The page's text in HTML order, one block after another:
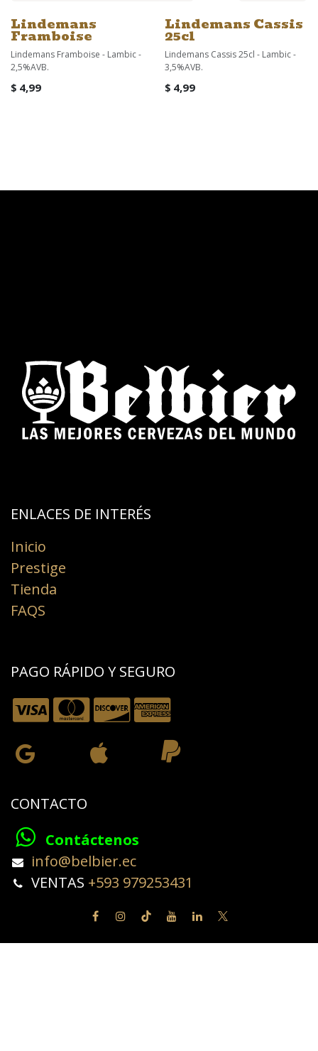
Lindemans
Framboise
Lindemans Framboise - Lambic -
2,5%AVB.
$ 4,99
Lindemans Cassis
25cl
Lindemans Cassis 25cl - Lambic -
3,5%AVB.
$ 4,99
ENLACES DE INTERÉS​
Inicio
Prestige
Tienda
FAQS
PAGO RÁPIDO Y SEGURO
CONTACTO
Contáctenos
​info@belbier.ec​
​​​​​​VENTAS +593 979253431